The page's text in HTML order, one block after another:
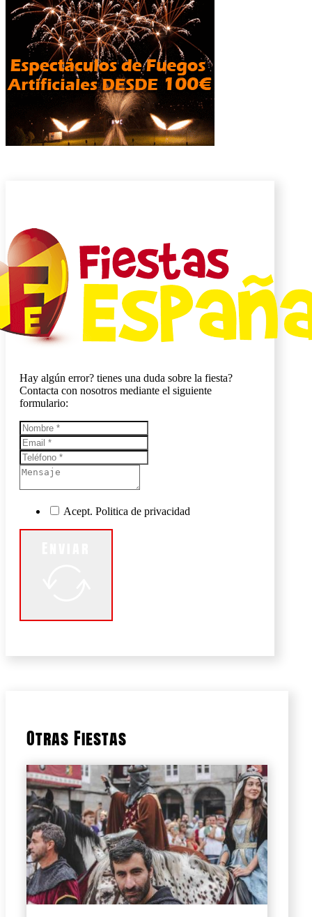
Hay algún error? tienes una duda sobre la fiesta?
Contacta con nosotros mediante el siguiente
formulario:
Acept. Politica de privacidad
Otras Fiestas